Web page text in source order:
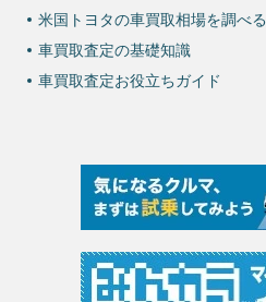
米国トヨタの車買取相場を調べる
車買取査定の基礎知識
車買取査定お役立ちガイド